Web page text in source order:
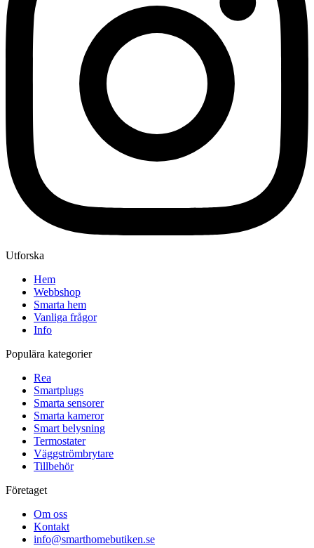
Utforska
Hem
Webbshop
Smarta hem
Vanliga frågor
Info
Populära kategorier
Rea
Smartplugs
Smarta sensorer
Smarta kameror
Smart belysning
Termostater
Väggströmbrytare
Tillbehör
Företaget
Om oss
Kontakt
info@smarthomebutiken.se